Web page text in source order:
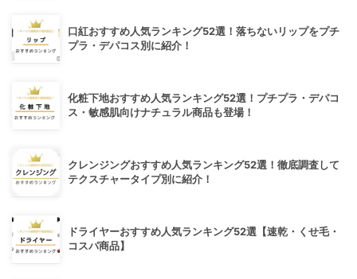
口紅おすすめ人気ランキング52選！落ちないリップをプチ
プラ・デパコス別に紹介！
化粧下地おすすめ人気ランキング52選！プチプラ・デパコ
ス・敏感肌向けナチュラル商品も登場！
クレンジングおすすめ人気ランキング52選！徹底調査して
テクスチャータイプ別に紹介！
ドライヤーおすすめ人気ランキング52選【速乾・くせ毛・
コスパ商品】